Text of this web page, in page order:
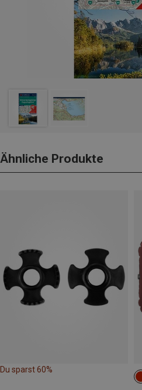
Ähnliche Produkte
Du sparst 60%